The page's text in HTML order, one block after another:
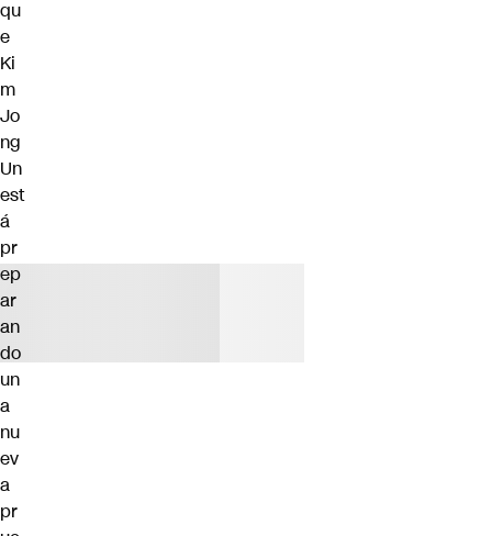
qu
e
Ki
m
Jo
ng
Un
est
á
pr
ep
ar
an
do
un
a
nu
ev
a
pr